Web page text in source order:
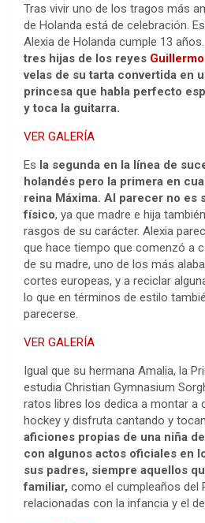
Tras vivir uno de los tragos más
de Holanda está de celebración.
Alexia de Holanda cumple 13 años.
tres hijas de los reyes Guillermo
velas de su tarta convertida en
princesa que habla perfecto
y toca la guitarra.
VER GALERÍA
Es la segunda en la línea de
holandés pero la primera en
reina Máxima. Al parecer no es
físico, ya que madre e hija
rasgos de su carácter. Alexia
que hace tiempo que comenzó a
de su madre, uno de los más
cortes europeas, y a reciclar
lo que en términos de estilo
parecerse.
VER GALERÍA
Igual que su hermana Amalia, la
estudia Christian Gymnasium
ratos libres los dedica a montar a
hockey y disfruta cantando y
aficiones propias de una niña
con algunos actos oficiales en
sus padres, siempre aquellos
familiar, como el cumpleaños del
relacionadas con la infancia y el